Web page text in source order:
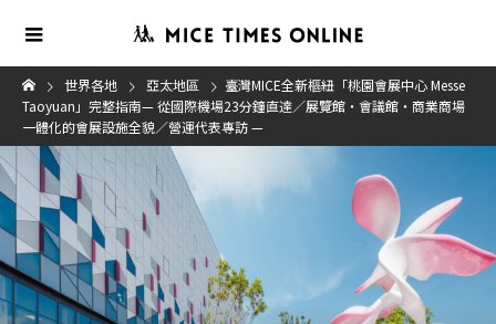
世界各地 亞太地區
臺灣MICE全新樞紐「桃園會展中心 Messe
Taoyuan」完整指南— 從國際機場23分鐘直達／展覽館・會議館・商業商場
一體化的會展設施全貌／營運代表專訪 —